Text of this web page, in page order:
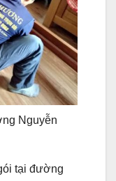
Nguyễn
tại đường